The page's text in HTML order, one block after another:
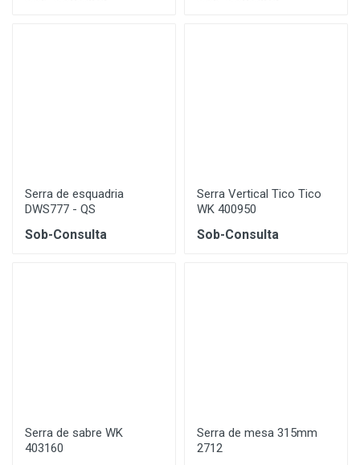
Serra de esquadria
DWS777 - QS
Sob-Consulta
Serra Vertical Tico Tico
WK 400950
Sob-Consulta
Serra de sabre WK
403160
Serra de mesa 315mm
2712